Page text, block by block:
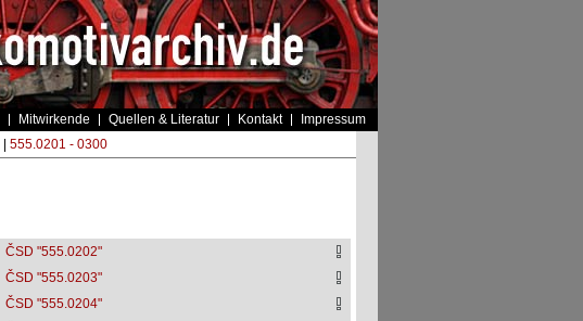
Mitwirkende Quellen & Literatur Kontakt Impressum
555.0201 - 0300
ČSD "555.0202"
ČSD "555.0203"
ČSD "555.0204"